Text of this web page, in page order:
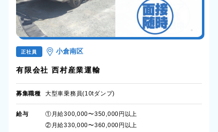
正社員 小倉南区
有限会社 西村産業運輸
募集職種 大型車乗務員(10tダンプ)
給与
①月給300,000〜350,000円以上
②月給330,000〜360,000円以上